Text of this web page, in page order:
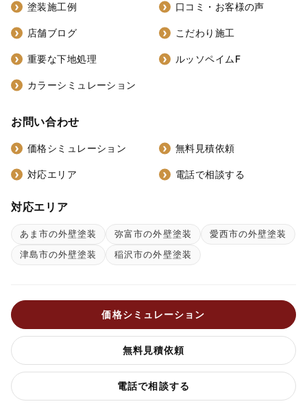
塗装施工例 口コミ・お客様の声
店舗ブログ こだわり施工
重要な下地処理 ルッソペイムF
カラーシミュレーション
お問い合わせ
価格シミュレーション 無料見積依頼
対応エリア 電話で相談する
対応エリア
あま市の外壁塗装 弥富市の外壁塗装
愛西市の外壁塗装
津島市の外壁塗装
稲沢市の外壁塗装
価格シミュレーション
無料見積依頼
電話で相談する